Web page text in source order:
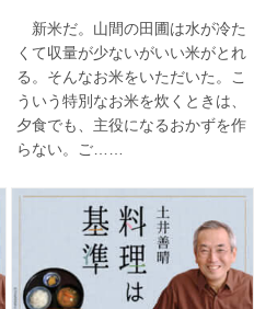
新米だ。山間の田圃は水が冷た
くて収量が少ないがいい米がとれ
る。そんなお米をいただいた。こ
ういう特別なお米を炊くときは、
夕食でも、主役になるおかずを作
らない。ご……